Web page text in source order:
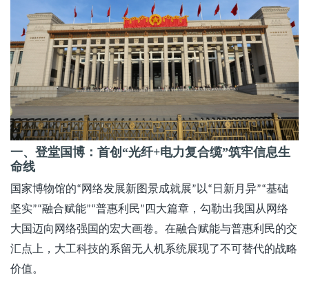
一、登堂国博：首创 “光纤+电力复合缆”筑牢信息生
命线
国家博物馆的“网络发展新图景成就展”以“ 日新月异”“基础
坚实”“融合赋能”“普惠利民” 四大篇章，勾勒出我国从网络
大国迈向网络强国的宏大画卷。在融合赋能与普惠利民的交
汇点上，大工科技的系留无人机系统展现了不可替代的战略
价值。